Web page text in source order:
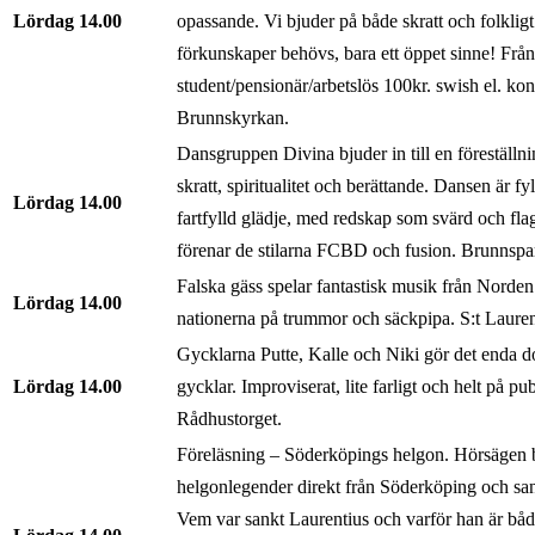
Lördag 14.00
opassande. Vi bjuder på både skratt och
förkunskaper behövs, bara ett öppet sinne!
student/pensionär/arbetslös 100kr. swish el.
Brunnskyrkan.
Lördag 14.00
Dansgruppen Divina bjuder in till en
skratt, spiritualitet och berättande. Dansen är
fartfylld glädje, med redskap som svärd och
förenar de stilarna FCBD och fusion.
Lördag 14.00
Falska gäss spelar fantastisk musik från
nationerna på trummor och säckpipa. S:t
Lördag 14.00
Gycklarna Putte, Kalle och Niki gör det enda
gycklar. Improviserat, lite farligt och helt på
Rådhustorget.
Föreläsning – Söderköpings helgon. Hörsägen
helgonlegender direkt från Söderköping och
Vem var sankt Laurentius och varför han är